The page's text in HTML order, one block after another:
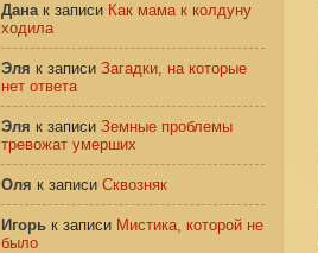
Данак записи Как мама к колдуну
ходила
Эля к записи Загадки, на которые
нет ответа
Эля к записи Земные проблемы
тревожат умерших
Оля к записи Сквозняк
Игорь к записи Мистика, которой не
было